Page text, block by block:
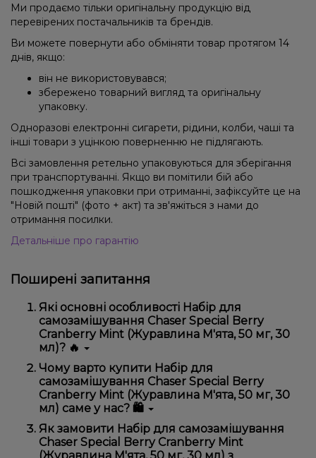
Ми продаємо тільки оригінальну продукцію від
перевірених постачальників та брендів.
Ви можете повернути або обміняти товар протягом 14
днів, якщо:
він не використовувався;
збережено товарний вигляд та оригінальну
упаковку.
Одноразові електронні сигарети, рідини, колби, чаші та
інші товари з уцінкою поверненню не підлягають.
Всі замовлення ретельно упаковуються для зберігання
при транспортуванні. Якщо ви помітили бій або
пошкодження упаковки при отриманні, зафіксуйте це на
"Новій пошті" (фото + акт) та зв'яжіться з нами до
отримання посилки.
Детальніше про гарантію
Поширені запитання
Які основні особливості Набір для
самозамішування Chaser Special Berry
Cranberry Mint (Журавлина М'ята, 50 мг, 30
мл)? 🔥
Набір для самозамішування Chaser Special Berry
Cranberry Mint (Журавлина М'ята, 50 мг, 30 мл)
відрізняється високою якістю, зручністю
використання та надійністю.
Чому варто купити Набір для
самозамішування Chaser Special Berry
Cranberry Mint (Журавлина М'ята, 50 мг, 30
мл) саме у нас? 🛍️
Ми пропонуємо тільки оригінальну продукцію,
широкий асортимент, вигідні ціни та швидку
доставку. Крім того, у нас регулярні акції та знижки
Як замовити Набір для самозамішування
Chaser Special Berry Cranberry Mint